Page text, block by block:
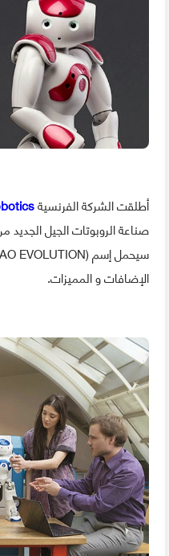
أطلقت الشركة الفرنسية
الإضافات و المميزات.